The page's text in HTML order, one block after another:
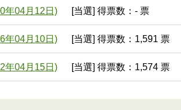
年04月12日) [当選] 得票数：- 票
年04月10日) [当選] 得票数：1,591 票
年04月15日) [当選] 得票数：1,574 票